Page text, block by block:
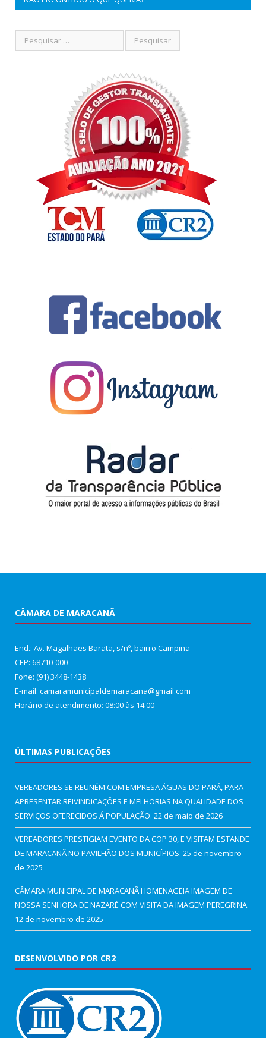
CÂMARA DE MARACANÃ
End.: Av. Magalhães Barata, s/nº, bairro Campina
CEP: 68710-000
Fone: (91) 3448-1438
E-mail: camaramunicipaldemaracana@gmail.com
Horário de atendimento: 08:00 às 14:00
ÚLTIMAS PUBLICAÇÕES
VEREADORES SE REUNÉM COM EMPRESA ÁGUAS DO PARÁ, PARA
APRESENTAR REIVINDICAÇÕES E MELHORIAS NA QUALIDADE DOS
SERVIÇOS OFERECIDOS Á POPULAÇÃO. 22 de maio de 2026
VEREADORES PRESTIGIAM EVENTO DA COP 30, E VISITAM ESTANDE
DE MARACANÃ NO PAVILHÃO DOS MUNICÍPIOS. 25 de novembro
de 2025
CÂMARA MUNICIPAL DE MARACANÃ HOMENAGEIA IMAGEM DE
NOSSA SENHORA DE NAZARÉ COM VISITA DA IMAGEM PEREGRINA.
12 de novembro de 2025
DESENVOLVIDO POR CR2